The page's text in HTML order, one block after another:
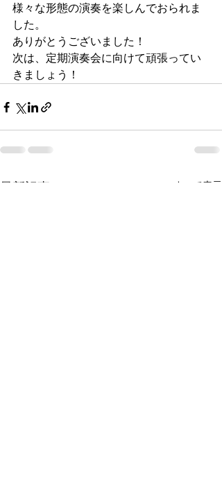
様々な形態の演奏を楽しんでおられま
した。
ありがとうございました！
次は、定期演奏会に向けて頑張ってい
きましょう！
最新記事 すべて表示